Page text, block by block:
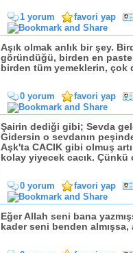
1 yorum favori yap
Aşık olmak anlık bir şey.
göründüğü, birden en pastel
birden tüm yemeklerin,
0 yorum favori yap
Şairin dediği gibi; Sevda
Gidersin o sevdanın
Aşk'ta CACIK gibi olmuş
kolay yiyecek cacık. Çünkü
0 yorum favori yap
Eğer Allah seni bana
kader seni benden